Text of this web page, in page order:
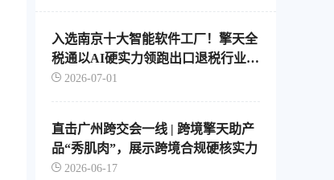
入选南京十大智能软件工厂！擎天全
税通以AI硬实力领跑出口退税行业智
能化转型
2026-07-01
直击广州跨交会一线 | 跨境擎天助产
品“秀肌肉”，展示跨境合规硬核实力
2026-06-17